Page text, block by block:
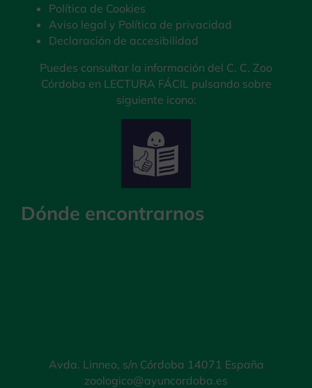
Política de Cookies
Aviso legal y Política de privacidad
Declaración de accesibilidad
Puedes consultar la información del C. C. Zoo
Córdoba en LECTURA FÁCIL pulsando sobre
siguiente icono:
Dónde encontrarnos
Avda. Linneo, s/n Córdoba 14071 España
zoologico@ayuncordoba.es